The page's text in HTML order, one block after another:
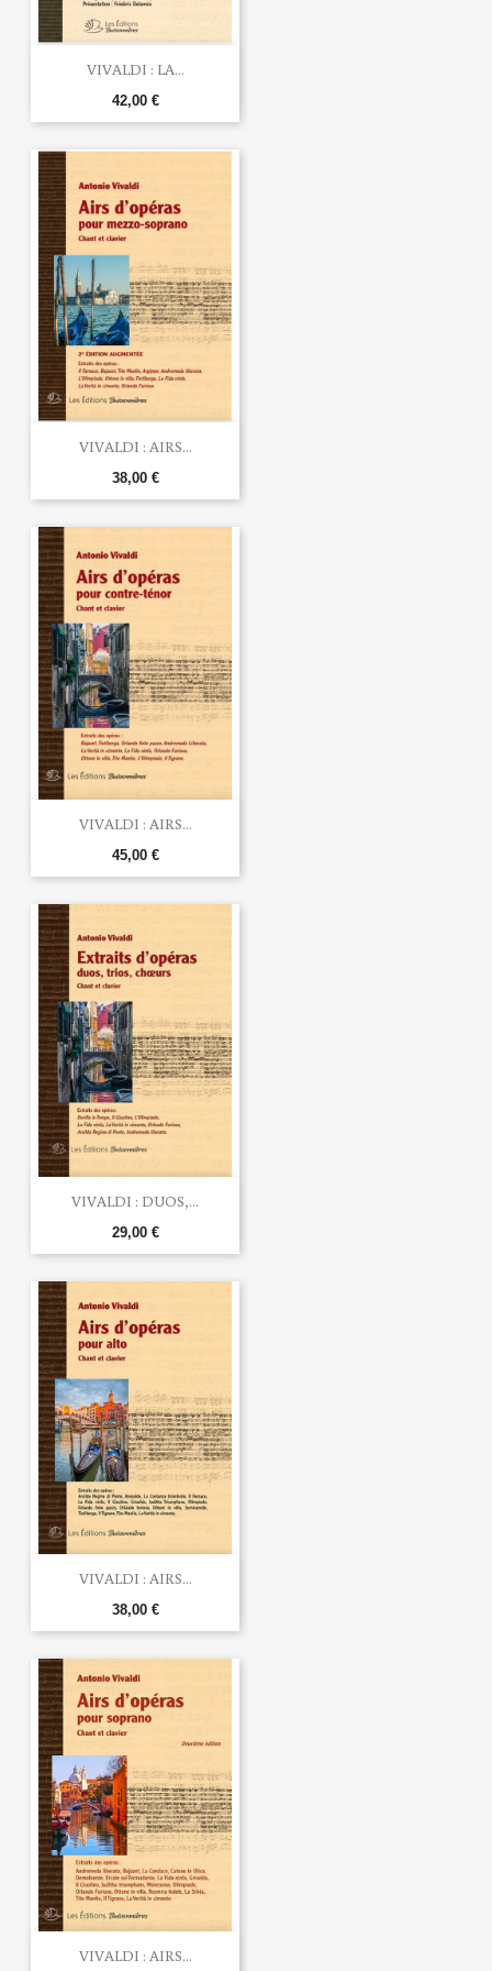
VIVALDI : LA...
42,00 €
VIVALDI : AIRS...
38,00 €
VIVALDI : AIRS...
45,00 €
VIVALDI : DUOS,...
29,00 €
VIVALDI : AIRS...
38,00 €
VIVALDI : AIRS...